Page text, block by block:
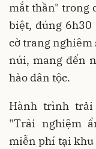
mắt thần" trong
biệt, đúng 6h30
cờ trang nghiêm
núi, mang đến
hào dân tộc.
Hành trình
"Trải nghiệm
miễn phí tại khu